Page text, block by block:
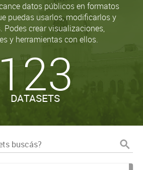
datos públicos en formatos
puedas usarlos, modificarlos y
Podes crear visualizaciones,
y herramientas con ellos.
123
DATASETS